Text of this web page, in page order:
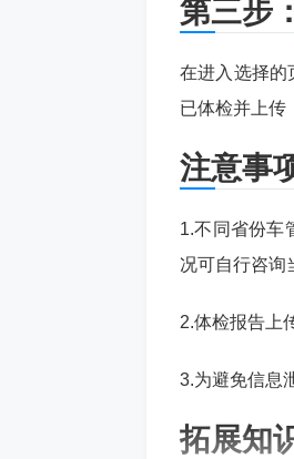
第三步
在进入选择的
已体检并上传
注意事
1.不同省份车
况可自行咨询
2.体检报告上
3.为避免信息
拓展知